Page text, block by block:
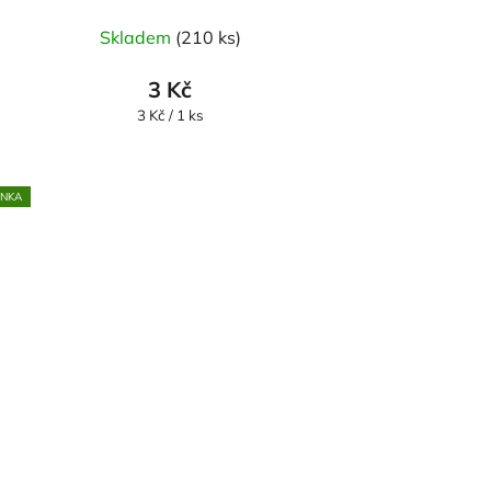
Skladem (210 ks)
3 Kč
Měrná
3 Kč / 1 ks